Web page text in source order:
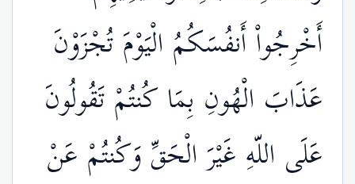
أَخْرِجُواْ أَنفُسَكُمُ الْيَوْمَ تُجْزَوْنَ
عَذَابَ الْهُونِ بِمَا كُنتُمْ تَقُولُونَ
عَلَى اللّهِ غَيْرَ الْحَقِّ وَكُنتُمْ عَنْ